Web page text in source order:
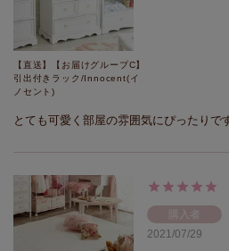
【直送】【お届けグループC】
引出付きラック/Innocent(イ
ノセント)
とても可愛く部屋の雰囲気にぴったりで
購入者
2021/07/29